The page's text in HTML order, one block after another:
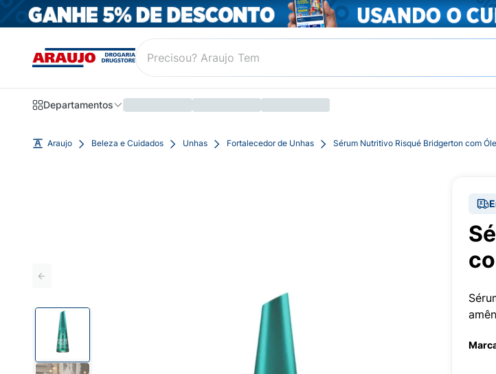
Departamentos
Araujo Beleza e Cuidados Unhas Fortalecedor de Unhas Sérum Nutritivo Risqué Bridgerton com